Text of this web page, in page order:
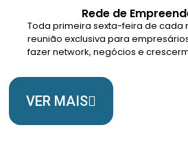
Rede de
Toda primeira sexta-feira de cada
reunião exclusiva para
fazer network, negócios e
VER MAIS